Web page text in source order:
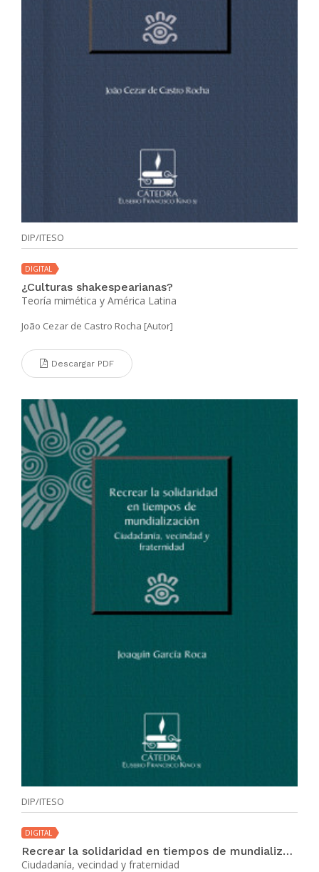
DIP/ITESO
DIGITAL
¿Culturas shakespearianas?
Teoría mimética y América Latina
João Cezar de Castro Rocha [Autor]
Descargar PDF
DIP/ITESO
DIGITAL
Recrear la solidaridad en tiempos de mundialización
Ciudadanía, vecindad y fraternidad